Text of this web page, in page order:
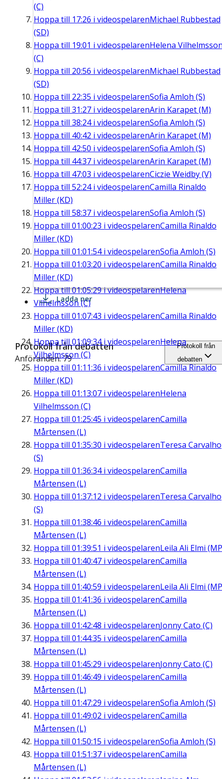
(C)
Hoppa till 17:26 i videospelarenMichael Rubbestad
(SD)
Hoppa till 19:01 i videospelarenHelena
(C)
Hoppa till 20:56 i videospelarenMichael Rubbestad
(SD)
Hoppa till 22:35 i videospelarenSofia Amloh (S)
Hoppa till 31:27 i videospelarenArin Karapet (M)
Hoppa till 38:24i videospelarenSofia Amloh (S)
Hoppa till 40:42 i videospelarenArin Karapet (M)
Hoppa till 42:50 i videospelarenSofia Amloh (S)
Hoppa till 44:37 i videospelarenArin Karapet (M)
Hoppa till 47:03 i videospelarenCiczie Weidby (V)
Hoppa till 52:24i videospelarenCamilla Rinaldo
Miller (KD)
Hoppa till 58:37 i videospelarenSofia Amloh (S)
Hoppa till 01:00:23 i videospelarenCamilla Rinaldo
Miller (KD)
Hoppa till 01:01:54i videospelarenSofia Amloh (S)
Hoppa till 01:03:20 i videospelarenCamilla Rinaldo
Miller (KD)
Hoppa till01:05:29i videospelarenHelena
Vilhelmsson (C)
Hoppa till 01:07:43 i videospelarenCamilla Rinaldo
Miller (KD)
Hoppa till 01:09:34i videospelarenHelena
Vilhelmsson (C)
Hoppa till 01:11:36 i videospelarenCamilla Rinaldo
Miller (KD)
Hoppa till 01:13:07 i videospelarenHelena
Vilhelmsson (C)
Hoppa till 01:25:45 i videospelarenCamilla
Mårtensen (L)
Hoppa till 01:35:30 i videospelarenTeresa Carvalho
(S)
Hoppa till 01:36:34i videospelarenCamilla
Mårtensen (L)
Hoppa till 01:37:12 i videospelarenTeresa Carvalho
(S)
Hoppa till 01:38:46 i videospelarenCamilla
Mårtensen (L)
Hoppa till 01:39:51 i videospelarenLeila Ali Elmi
Hoppa till 01:40:47 i videospelarenCamilla
Mårtensen (L)
Hoppa till 01:40:59 i videospelarenLeila Ali Elmi
Hoppa till 01:41:36 i videospelarenCamilla
Mårtensen (L)
Hoppa till 01:42:48 i videospelarenJonny Cato (C)
Hoppa till 01:44:35 i videospelarenCamilla
Mårtensen (L)
Hoppa till 01:45:29 i videospelarenJonny Cato (C)
Hoppa till 01:46:49 i videospelarenCamilla
Mårtensen (L)
Hoppa till 01:47:29 i videospelarenSofia Amloh (S)
Hoppa till 01:49:02 i videospelarenCamilla
Mårtensen (L)
Hoppa till 01:50:15 i videospelarenSofia Amloh (S)
Hoppa till 01:51:37 i videospelarenCamilla
Mårtensen (L)
Ladda ner
Protokoll från debatten
Anföranden: 79
Protokoll från
debatten